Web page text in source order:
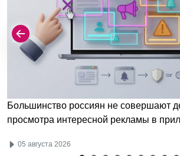
Большинство россиян не совершают
просмотра интересной рекламы в
05 августа 2026